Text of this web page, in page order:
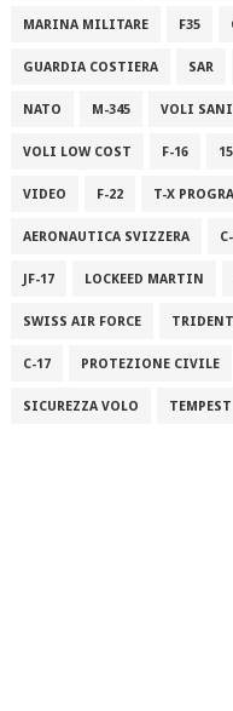
MARINA MILITARE F35
GUARDIA COSTIERA SAR
NATO M-345 VOLI
VOLI LOW COST F-16
VIDEO F-22 T-X
AERONAUTICA SVIZZERA
JF-17 LOCKEED MARTIN
SWISS AIR FORCE
C-17 PROTEZIONE CIVILE
SICUREZZA VOLO TEMPEST